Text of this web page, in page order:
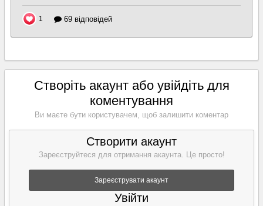
Створіть акаунт або увійдіть для
коментування
Ви маєте бути користувачем, щоб залишити коментар
Створити акаунт
Зареєструйтеся для отримання акаунта. Це просто!
Зареєструвати акаунт
Увійти